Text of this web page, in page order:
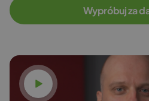
Wypróbuj za
Obejrzyj